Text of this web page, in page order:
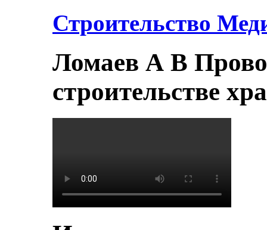
Строительство
Ломаев А В
строительстве